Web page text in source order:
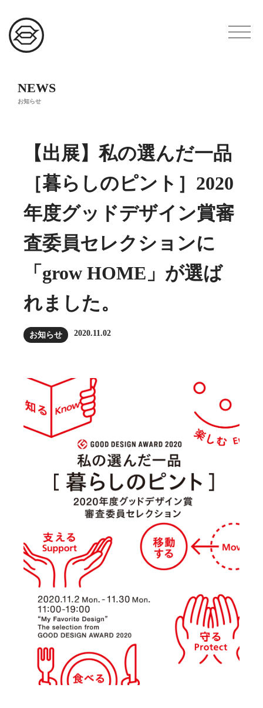
NEWS
お知らせ
【出展】私の選んだ一品
［暮らしのピント］2020
年度グッドデザイン賞審
査委員セレクションに
「grow HOME」が選ば
れました。
お知らせ 2020.11.02